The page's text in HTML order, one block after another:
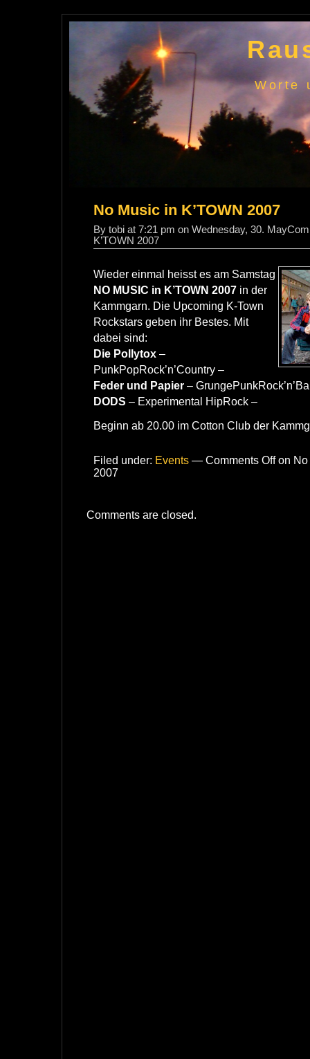
Worte
No Music in K’TOWN 2007
By tobi at 7:21 pm on Wednesday, 30. May
K’TOWN 2007
Wieder einmal heisst es am Samstag
NO MUSIC in K’TOWN 2007 in der
Kammgarn. Die Upcoming K-Town
Rockstars geben ihr Bestes. Mit
dabei sind:
Die Pollytox –
PunkPopRock’n’Country –
Feder und Papier –
DODS – Experimental HipRock –
Beginn ab 20.00 im Cotton Club der
Filed under: Events — Comments Offon No
2007
Comments are closed.